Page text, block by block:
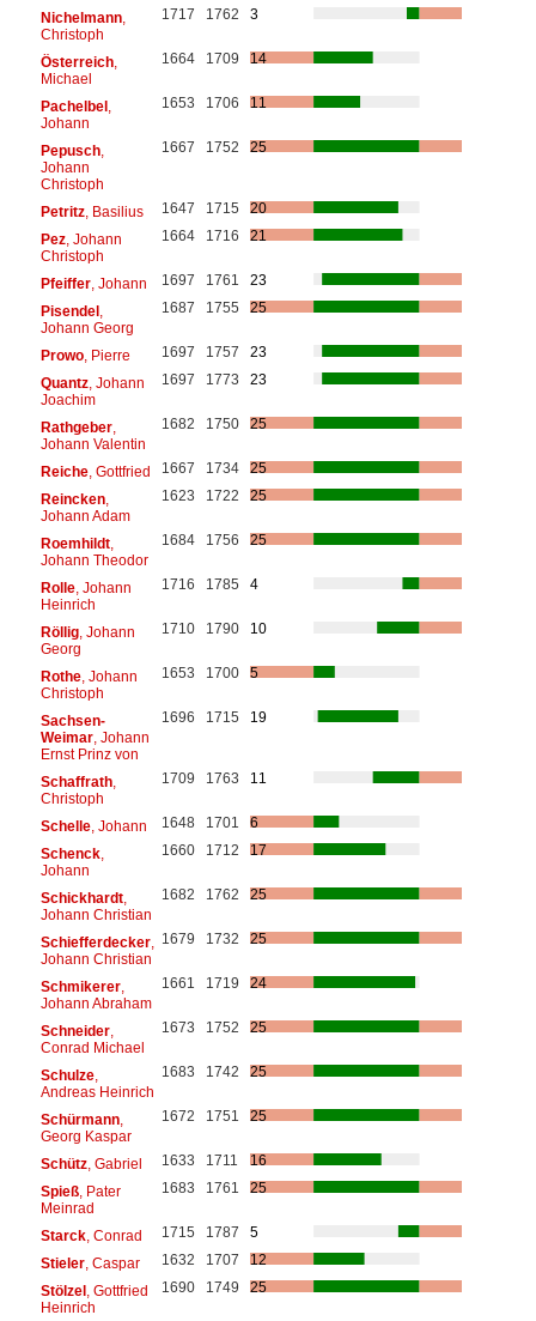
Nichelmann,
Christoph
1717 1762 3
Österreich,
Michael
1664 1709 14
Pachelbel,
Johann
1653 1706 11
Pepusch,
Johann
Christoph
1667 1752 25
Petritz, Basilius 1647 1715
20
Pez, Johann
Christoph
1664 1716 21
Pfeiffer, Johann 1697 1761
23
Pisendel,
Johann Georg
1687 1755 25
Prowo, Pierre 1697 1757
23
Quantz, Johann
Joachim
1697 1773 23
Rathgeber,
Johann Valentin
1682 1750 25
Reiche, Gottfried 1667 1734
25
Reincken,
Johann Adam
1623 1722 25
Roemhildt,
Johann Theodor
1684 1756 25
Rolle, Johann
Heinrich
1716 1785 4
Röllig, Johann
Georg
1710 1790 10
Rothe, Johann
Christoph
1653 1700 5
Sachsen-
Weimar, Johann
Ernst Prinz von
1696 1715 19
Schaffrath,
Christoph
1709 1763 11
Schelle, Johann 1648 1701
6
Schenck,
Johann
1660 1712 17
Schickhardt,
Johann Christian
1682 1762 25
Schiefferdecker,
Johann Christian
1679 1732 25
Schmikerer,
Johann Abraham
1661 1719 24
Schneider,
Conrad Michael
1673 1752 25
Schulze,
Andreas Heinrich
1683 1742 25
Schürmann,
Georg Kaspar
1672 1751 25
Schütz, Gabriel 1633 1711
16
Spieß, Pater
Meinrad
1683 1761 25
Starck, Conrad 1715 1787
5
Stieler, Caspar 1632 1707
12
Stölzel, Gottfried
Heinrich
1690 1749 25